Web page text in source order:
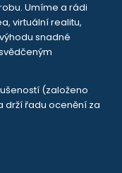
Umíme a rádi
virtuální realitu,
snadné
(založeno
drží řadu ocenění za